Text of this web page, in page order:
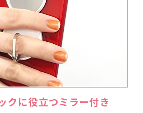
クに役立つミラー付き